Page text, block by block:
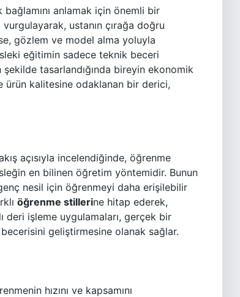
anlamak için önemli bir
ustanın çırağa doğru
gözlem ve model alma yoluyla
eğitimin sadece teknik beceri
şekilde tasarlandığında bireyin ekonomik
ürün kalitesine odaklanan bir derici,
açısıyla incelendiğinde, öğrenme
en bilinen öğretim yöntemidir. Bunun
nesil için öğrenmeyi daha erişilebilir
öğrenme stillerine hitap ederek,
deri işleme uygulamaları, gerçek bir
becerisini geliştirmesine olanak sağlar.
hızını ve kapsamını